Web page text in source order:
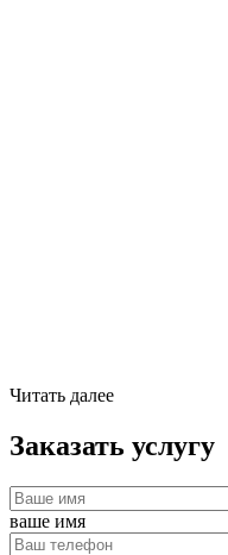
Читать далее
Заказать услугу
ваше имя